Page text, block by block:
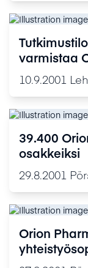
varmistaa
Suomessa
10.9.2001
39.400
osakkeiksi
29.8.2001
Orion